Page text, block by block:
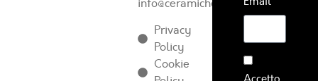
info@ceramichearcadia.com
Privacy
Policy
Cookie